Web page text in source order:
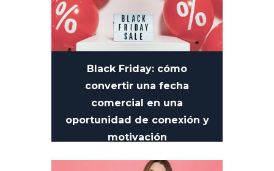
Black Friday: cómo
convertir una fecha
comercial en una
oportunidad de conexión y
motivación
13 DE NOVIEMBRE DE 2025